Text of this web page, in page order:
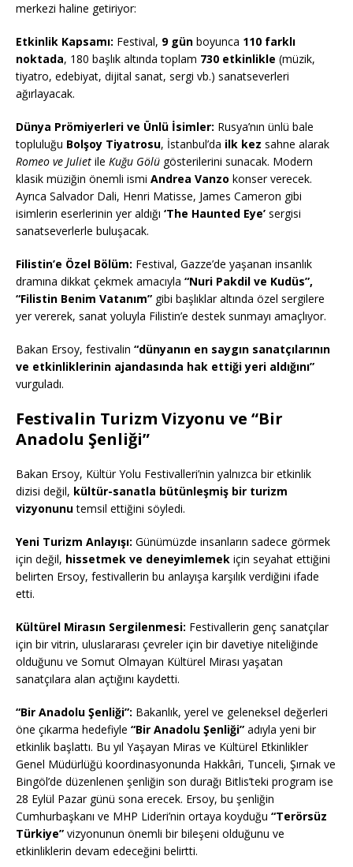
merkezi haline getiriyor:
Etkinlik Kapsamı: Festival, 9 gün boyunca 110 farklı
noktada, 180 başlık altında toplam 730 etkinlikle (müzik,
tiyatro, edebiyat, dijital sanat, sergi vb.) sanatseverleri
ağırlayacak.
Dünya Prömiyerleri ve Ünlü İsimler: Rusya’nın ünlü bale
topluluğu Bolşoy Tiyatrosu, İstanbul’da ilk kez sahne alarak
Romeo ve Juliet ile Kuğu Gölü gösterilerini sunacak. Modern
klasik müziğin önemli ismi Andrea Vanzo konser verecek.
Ayrıca Salvador Dali, Henri Matisse, James Cameron gibi
isimlerin eserlerinin yer aldığı ‘The Haunted Eye’ sergisi
sanatseverlerle buluşacak.
Filistin’e Özel Bölüm: Festival, Gazze’de yaşanan insanlık
dramına dikkat çekmek amacıyla “Nuri Pakdil ve Kudüs”,
“Filistin Benim Vatanım” gibi başlıklar altında özel sergilere
yer vererek, sanat yoluyla Filistin’e destek sunmayı amaçlıyor.
Bakan Ersoy, festivalin “dünyanın en saygın sanatçılarının
ve etkinliklerinin ajandasında hak ettiği yeri aldığını”
vurguladı.
Festivalin Turizm Vizyonu ve “Bir
Anadolu Şenliği”
Bakan Ersoy, Kültür Yolu Festivalleri’nin yalnızca bir etkinlik
dizisi değil, kültür-sanatla bütünleşmiş bir turizm
vizyonunutemsil ettiğini söyledi.
Yeni Turizm Anlayışı: Günümüzde insanların sadece görmek
için değil, hissetmek ve deneyimlemek için seyahat ettiğini
belirten Ersoy, festivallerin bu anlayışa karşılık verdiğini ifade
etti.
Kültürel Mirasın Sergilenmesi: Festivallerin genç sanatçılar
için bir vitrin, uluslararası çevreler için bir davetiye niteliğinde
olduğunu ve Somut Olmayan Kültürel Mirası yaşatan
sanatçılara alan açtığını kaydetti.
“Bir Anadolu Şenliği”: Bakanlık, yerel ve geleneksel değerleri
öne çıkarma hedefiyle “Bir Anadolu Şenliği” adıyla yeni bir
etkinlik başlattı. Bu yıl Yaşayan Miras ve Kültürel Etkinlikler
Genel Müdürlüğü koordinasyonunda Hakkâri, Tunceli, Şırnak ve
Bingöl’de düzenlenen şenliğin son durağı Bitlis’teki program ise
28 Eylül Pazar günü sona erecek. Ersoy, bu şenliğin
Cumhurbaşkanı ve MHP Lideri’nin ortaya koyduğu “Terörsüz
Türkiye” vizyonunun önemli bir bileşeni olduğunu ve
etkinliklerin devam edeceğini belirtti.